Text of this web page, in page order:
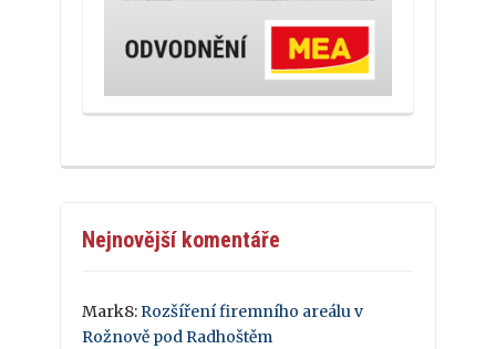
Nejnovější komentáře
Mark8:Rozšíření firemního areálu v
Rožnově pod Radhoštěm